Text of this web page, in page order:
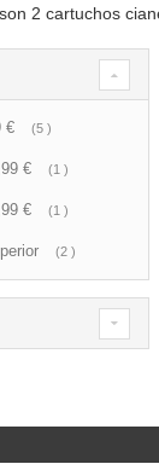
2 cartuchos
€ 5 artículo
€ 1 artículo
€ 1 artículo
2 artículo